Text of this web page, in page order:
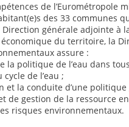
de l’Eurométropole
des 33 communes
Direction générale adjointe à
du territoire, la
assure :
la politique de l’eau dans
cycle de l’eau ;
et la conduite d’une
de gestion de la ressource
risques environnementaux.